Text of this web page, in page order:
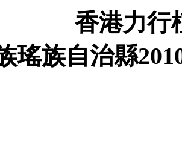
香港力行
瑤族自治縣